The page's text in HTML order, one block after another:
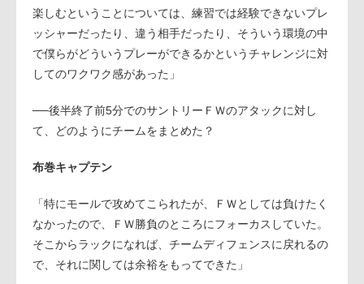
楽しむということについては、練習では経験できないプレ
ッシャーだったり、違う相手だったり、そういう環境の中
で僕らがどういうプレーができるかというチャレンジに対
してのワクワク感があった」
──後半終了前5分でのサントリーＦＷのアタックに対し
て、どのようにチームをまとめた？
布巻キャプテン
「特にモールで攻めてこられたが、ＦＷとしては負けたく
なかったので、ＦＷ勝負のところにフォーカスしていた。
そこからラックになれば、チームディフェンスに戻れるの
で、それに関しては余裕をもってできた」